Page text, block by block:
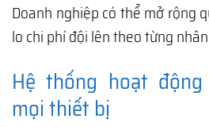
Doanh nghiệp có thể mở rộng
lo chi phí đội lên theo từng
Hệ thống hoạt
mọi thiết bị